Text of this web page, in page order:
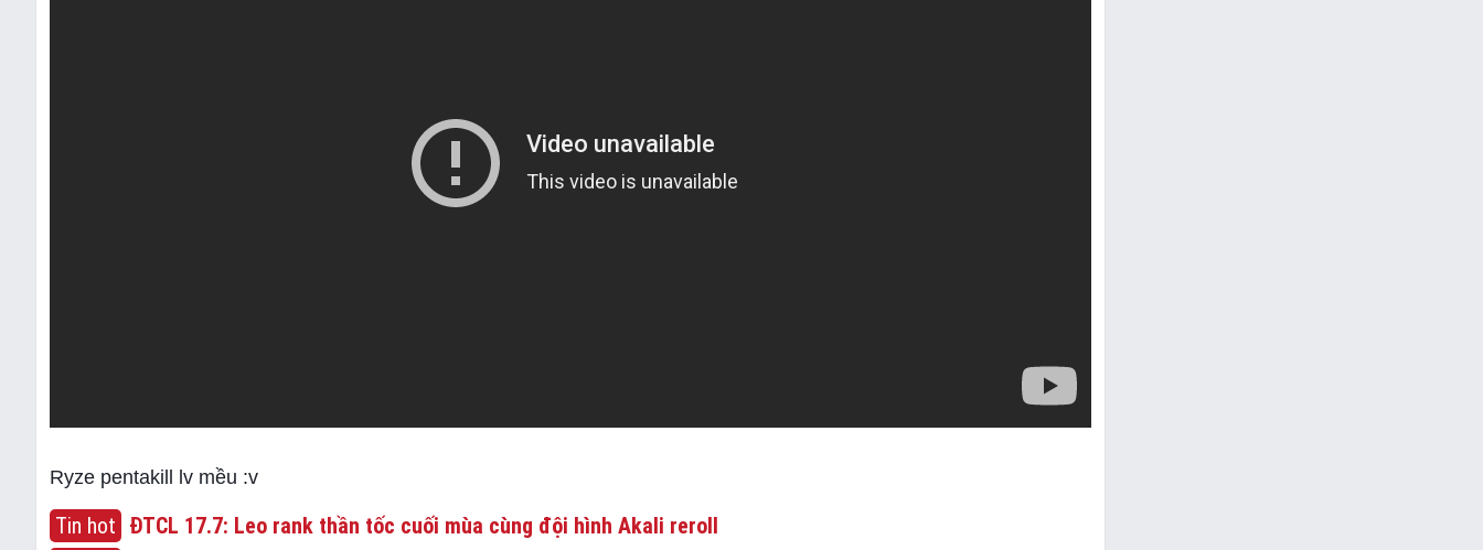
Ryze pentakill lv mều :v
Tin hot ĐTCL 17.7: Leo rank thần tốc cuối mùa cùng đội hình Akali reroll